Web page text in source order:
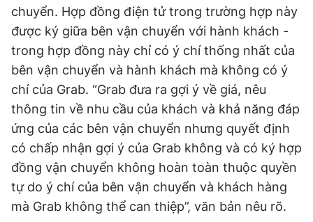
chuyển. Hợp đồng điện tử trong trường hợp này
được ký giữa bên vận chuyển với hành khách -
trong hợp đồng này chỉ có ý chí thống nhất của
bên vận chuyển và hành khách mà không có ý
chí của Grab. “Grab đưa ra gợi ý về giá, nêu
thông tin về nhu cầu của khách và khả năng đáp
ứng của các bên vận chuyển nhưng quyết định
có chấp nhận gợi ý của Grab không và có ký hợp
đồng vận chuyển không hoàn toàn thuộc quyền
tự do ý chí của bên vận chuyển và khách hàng
mà Grab không thể can thiệp”, văn bản nêu rõ.